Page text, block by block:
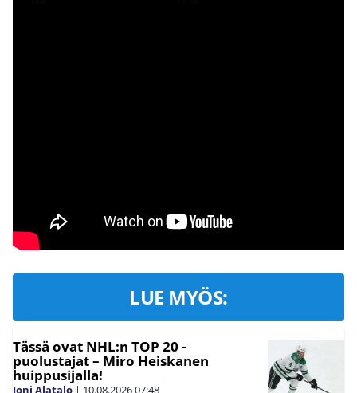
LUE MYÖS:
Tässä ovat NHL:n TOP 20 -
puolustajat – Miro Heiskanen
huippusijalla!
Joni Alatalo | 10.08.202607:48